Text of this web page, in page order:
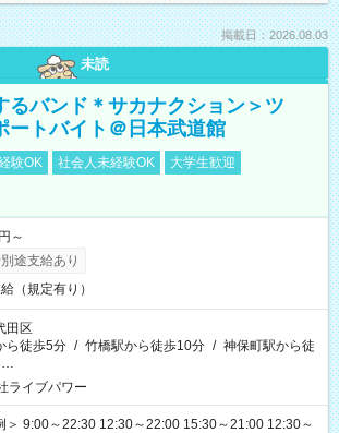
掲載日：2026.08.03
未読
るバンド＊サカナクション＞ツ
ートバイト＠日本武道館
験OK 社会人未経験OK
大学生歓迎
～
途支給あり
（規定有り）
田区
ら徒歩5分 / 竹橋駅から徒歩10分 / 神保町駅から徒
…
ライブパワー
＞ 9:00～22:30 12:30～22:00 15:30～21:00 12:30～